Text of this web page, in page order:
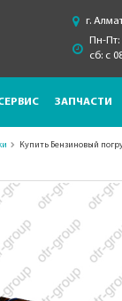
г.
Пн-
сб: с
ЗАПЧАСТИ
Купить Бензиновый